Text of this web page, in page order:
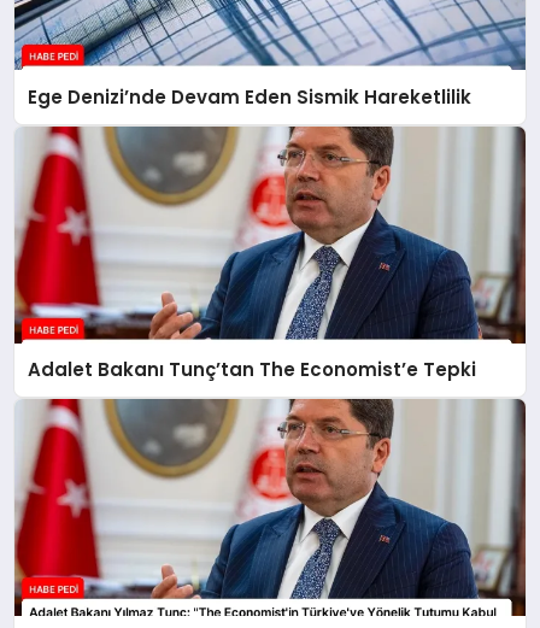
Ege Denizi’nde Devam Eden Sismik Hareketlilik
Adalet Bakanı Tunç’tan The Economist’e Tepki